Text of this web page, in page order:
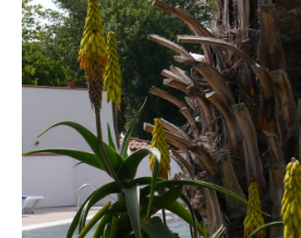
Mobile home et tarifs
Emplacement et tarifs
Chambre à la nuitée et tarifs